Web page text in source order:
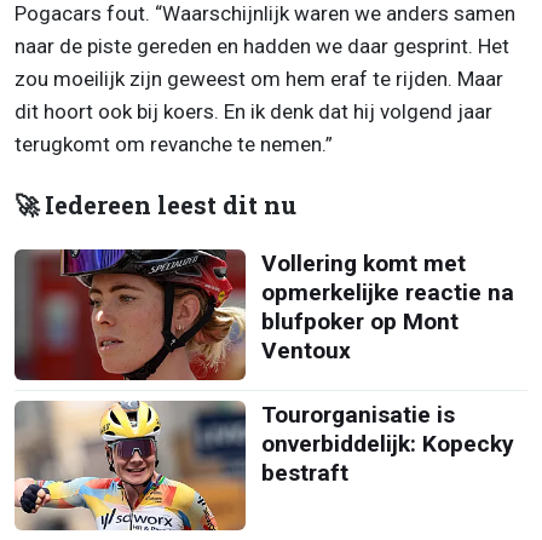
Pogacars fout. “Waarschijnlijk waren we anders samen
naar de piste gereden en hadden we daar gesprint. Het
zou moeilijk zijn geweest om hem eraf te rijden. Maar
dit hoort ook bij koers. En ik denk dat hij volgend jaar
terugkomt om revanche te nemen.”
🚀 Iedereen leest dit nu
Vollering komt met
opmerkelijke reactie na
blufpoker op Mont
Ventoux
Tourorganisatie is
onverbiddelijk: Kopecky
bestraft